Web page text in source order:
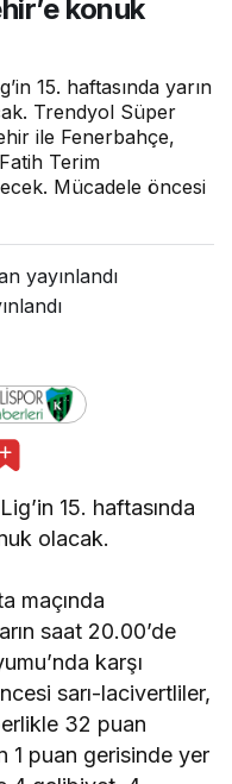
konuk
15. haftasında yarın
Trendyol Süper
ile Fenerbahçe,
Terim
Mücadele öncesi
yayınlandı
15. haftasında
olacak.
maçında
saat 20.00’de
karşı
sarı-lacivertliler,
32 puan
1 puan gerisinde yer